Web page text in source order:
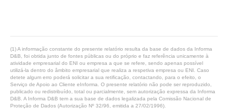
(1) A informação constante do presente relatório resulta da base de dados da Informa
D&B, foi obtida junto de fontes públicas ou do próprio e faz referência unicamente à
atividade empresarial do ENI ou empresa a que se refere, sendo apenas possível
utilizá-la dentro do âmbito empresarial que realiza a respetiva empresa ou ENI. Caso
detete algum erro poderá solicitar a sua retificação, contactando, para o efeito, o
Serviço de Apoio ao Cliente eInforma. O presente relatório não pode ser reproduzido,
publicado ou redistribuído, total ou parcialmente, sem autorização expressa da Informa
D&B. A Informa D&B tem a sua base de dados legalizada pela Comissão Nacional de
Proteção de Dados (Autorização Nº 32/96, emitida a 27/02/1996).